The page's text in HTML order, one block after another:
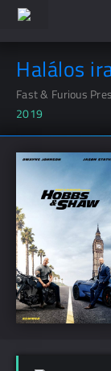
Halálos
Fast & Furious
2019